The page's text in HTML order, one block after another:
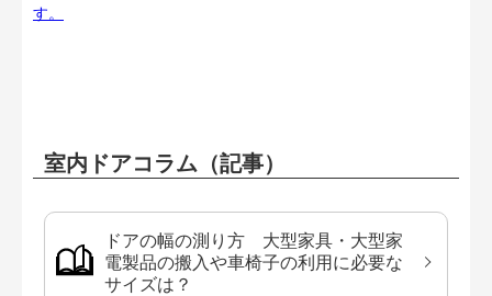
す。
室内ドアコラム（記事）
ドアの幅の測り方 大型家具・大型家
電製品の搬入や車椅子の利用に必要な
サイズは？